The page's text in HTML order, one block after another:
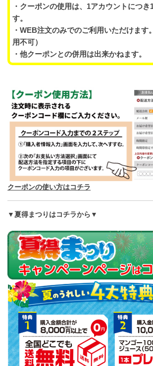
・クーポンの使用は、1アカウントにつき
す。
・WEB注文のみでのご利用いただけます
用不可）
・他クーポンとの併用は出来かねます。
クーポンの使い方はコチラ
▼夏得まつりはコチラから▼